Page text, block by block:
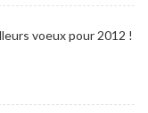
voeux pour 2012 !